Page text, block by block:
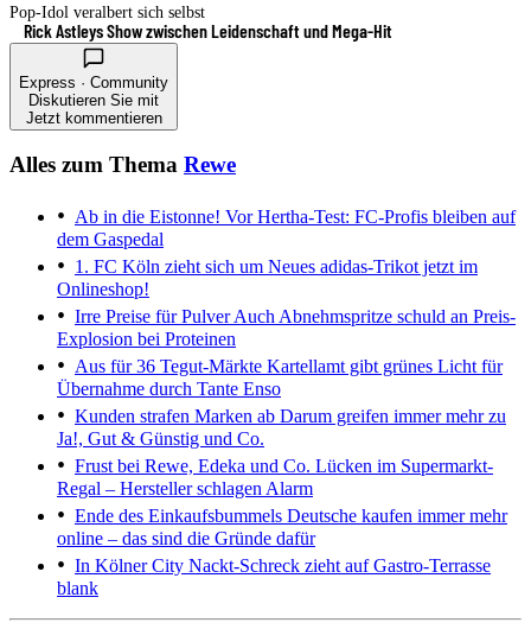
Pop-Idol veralbert sich selbst
Rick Astleys Show zwischen Leidenschaft und Mega-Hit
Express · Community
Diskutieren Sie mit
Jetzt kommentieren
Alles zum Thema Rewe
Ab in die Eistonne! Vor Hertha-Test: FC-Profis bleiben auf
dem Gaspedal
1. FC Köln zieht sich um Neues adidas-Trikot jetzt im
Onlineshop!
Irre Preise für PulverAuch Abnehmspritze schuld an Preis-
Explosion bei Proteinen
Aus für 36 Tegut-Märkte Kartellamt gibt grünes Licht für
Übernahme durch Tante Enso
Kunden strafen Marken ab Darum greifen immer mehr zu
Ja!, Gut & Günstig und Co.
Frust bei Rewe, Edeka und Co. Lücken im Supermarkt-
Regal – Hersteller schlagen Alarm
Ende des Einkaufsbummels Deutsche kaufen immer mehr
online – das sind die Gründe dafür
In Kölner City Nackt-Schreck zieht auf Gastro-Terrasse
blank